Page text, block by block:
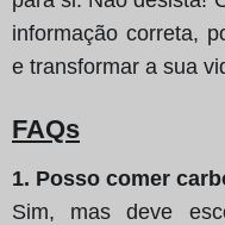
informação correta,
e transformar a sua
FAQs
1. Posso comer
Sim, mas deve